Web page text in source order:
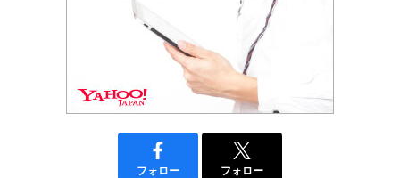
フォロー フォロー